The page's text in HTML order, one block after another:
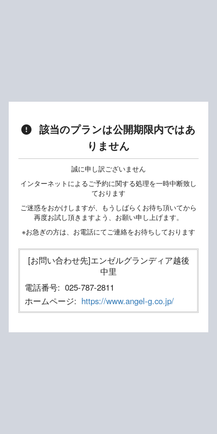
該当のプランは公開期限内ではあ
りません
誠に申し訳ございません
インターネットによるご予約に関する処理を一時中断致し
ております
ご迷惑をおかけしますが、もうしばらくお待ち頂いてから
再度お試し頂きますよう、お願い申し上げます。
※お急ぎの方は、お電話にてご連絡をお待ちしております
[お問い合わせ先]エンゼルグランディア越後
中里
電話番号: 025-787-2811
ホームページ: https://www.angel-g.co.jp/